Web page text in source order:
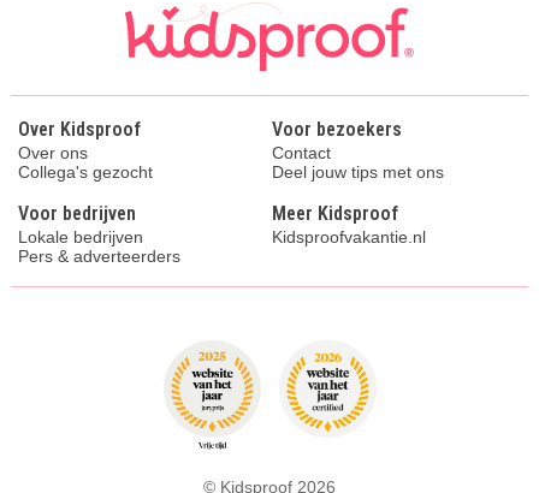
Over Kidsproof
Over ons
Collega's gezocht
Voor bezoekers
Contact
Deel jouw tips met ons
Voor bedrijven
Lokale bedrijven
Pers & adverteerders
Meer Kidsproof
Kidsproofvakantie.nl
© Kidsproof 2026